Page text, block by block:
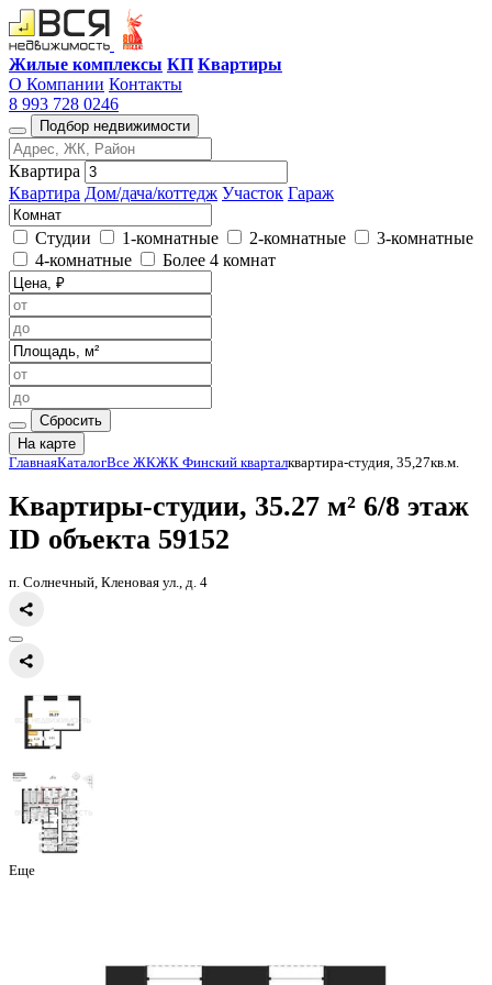
Жилые комплексы КП Квартиры
О Компании Контакты
8 993 728 0246
Подбор недвижимости
Квартира
Квартира Дом/дача/коттедж Участок Гараж
Студии 1-комнатные 2-комнатные
3-комнатные
4-комнатные
Более 4 комнат
Сбросить
На карте
ГлавнаяКаталогВсе ЖК ЖК Финский квартал
Квартиры-студии, 35.27 м² 6/
ID объекта 59152
п. Солнечный, Кленовая ул., д. 4